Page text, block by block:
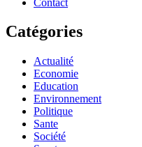
Catégories
Actualité
Economie
Education
Environnement
Politique
Sante
Société